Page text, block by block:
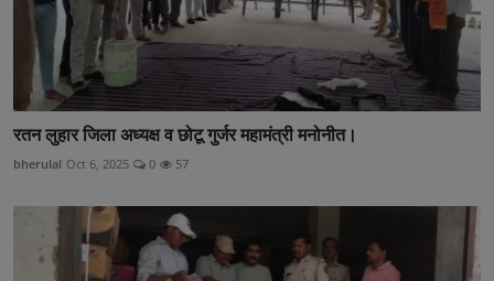
रतन लुहार जिला अध्यक्ष व छोटू गुर्जर महामंत्री मनोनीत।
bherulal Oct 6, 2025 0 57